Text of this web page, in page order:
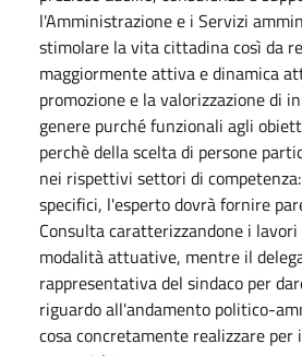
l'Amministrazione e i Servizi
stimolare la vita cittadina così da
maggiormente attiva e dinamica
promozione e la valorizzazione di
genere purché funzionali agli
perchè della scelta di persone
nei rispettivi settori di
specifici, l'esperto dovrà fornire
Consulta caratterizzandone i
modalità attuative, mentre il
rappresentativa del sindaco per
riguardo all'andamento politico-
cosa concretamente realizzare per